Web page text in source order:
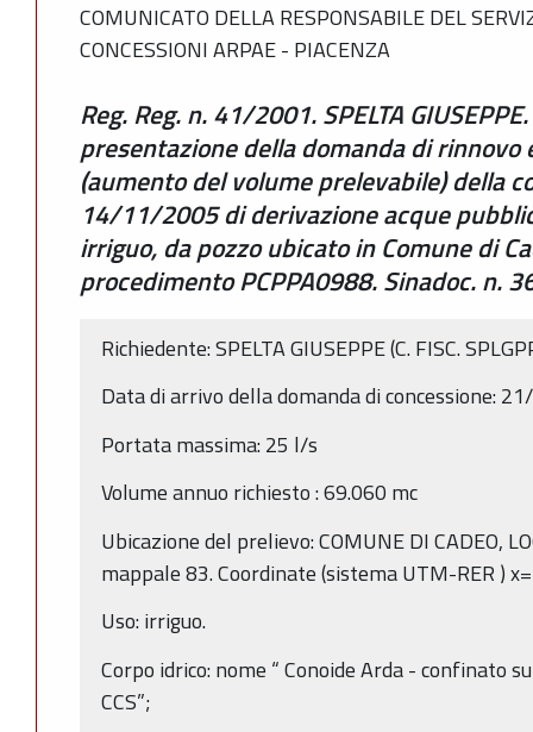
COMUNICATO DELLA RESPONSABILE DEL
CONCESSIONI ARPAE - PIACENZA
Reg. Reg. n. 41/2001. SPELTA
presentazione della domanda di rinnovo
(aumento del volume prelevabile) della
14/11/2005 di derivazione acque
irriguo, da pozzo ubicato in Comune di
procedimento PCPPA0988. Sinadoc. n.
Richiedente: SPELTA GIUSEPPE (C. FISC.
Data di arrivo della domanda di concessione:
Portata massima: 25 l/s
Volume annuo richiesto : 69.060 mc
Ubicazione del prelievo: COMUNE DI CADEO,
mappale 83. Coordinate (sistema UTM-RER )
Uso: irriguo.
Corpo idrico: nome “ Conoide Arda - confinato
CCS”;